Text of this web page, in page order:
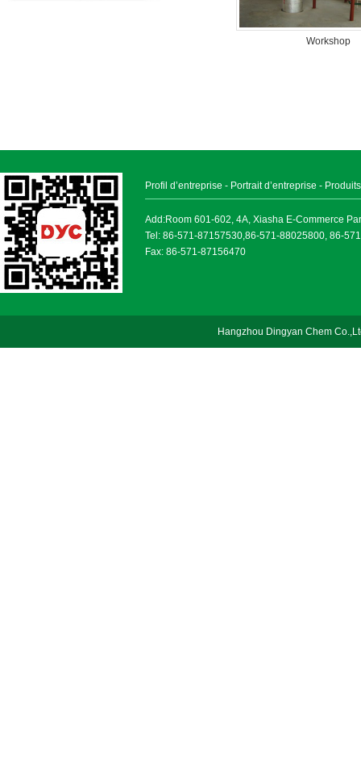
Workshop
Profil d’entreprise - Portrait d’entreprise - Produits
Add:Room 601-602, 4A, Xiasha E-Commerce
Tel: 86-571-87157530,86-571-88025800, 86-
Fax: 86-571-87156470
Hangzhou Dingyan Chem